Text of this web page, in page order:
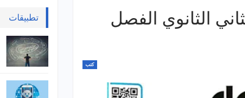
الثانوي الفصل
كتب
تطبيقات